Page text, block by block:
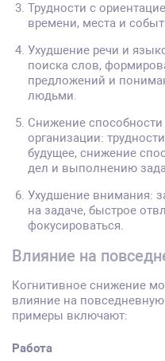
Трудности с
времени, места и
Ухудшение речи и
поиска слов,
предложений и
людьми.
Снижение
организации:
будущее, снижение
дел и выполнению
Ухудшение внимания:
на задаче, быстрое
фокусироваться.
Влияние на
Когнитивное снижение
влияние на
примеры включают:
Работа